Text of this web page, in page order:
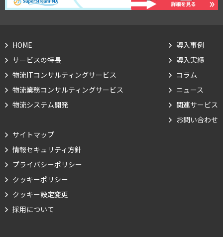
HOME
サービスの特長
物流ITコンサルティングサービス
物流業務コンサルティングサービス
物流システム開発
導入事例
導入実績
コラム
ニュース
関連サービス
お問い合わせ
サイトマップ
情報セキュリティ方針
プライバシーポリシー
クッキーポリシー
クッキー設定変更
採用について